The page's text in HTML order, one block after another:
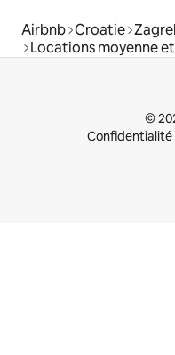
Airbnb Croatie
Locations moyenne
©
Confidentialité